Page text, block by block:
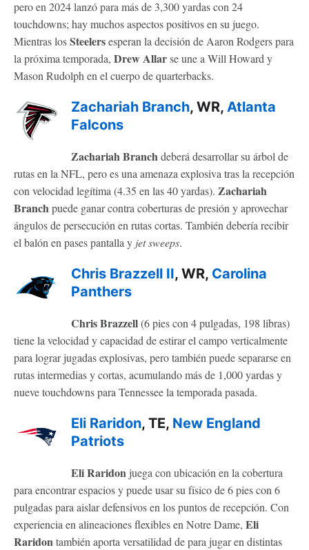
pero en 2024 lanzó para más de 3,300 yardas con 24
touchdowns; hay muchos aspectos positivos en su juego.
Mientras losSteelersesperan la decisión de Aaron Rodgers para
la próxima temporada, Drew Allarse une a Will Howard y
Mason Rudolph en el cuerpo de quarterbacks.
Zachariah Branch, WR, Atlanta
Falcons
Zachariah Branchdeberá desarrollar su árbol de
rutas en la NFL, pero es una amenaza explosiva tras la recepción
con velocidad legítima (4.35 en las 40 yardas). Zachariah
Branchpuede ganar contra coberturas de presión y aprovechar
ángulos de persecución en rutas cortas. También debería recibir
el balón en pases pantalla y jet sweeps.
Chris Brazzell II, WR, Carolina
Panthers
Chris Brazzell(6 pies con 4 pulgadas, 198 libras)
tiene la velocidad y capacidad de estirar el campo verticalmente
para lograr jugadas explosivas, pero también puede separarse en
rutas intermedias y cortas, acumulando más de 1,000 yardas y
nueve touchdowns para Tennessee la temporada pasada.
Eli Raridon, TE, New England
Patriots
Eli Raridon juega con ubicación en la cobertura
para encontrar espacios y puede usar su físico de 6 pies con 6
pulgadas para aislar defensivos en los puntos de recepción. Con
experiencia en alineaciones flexibles en Notre Dame, Eli
Raridontambién aporta versatilidad de para jugar en distintas